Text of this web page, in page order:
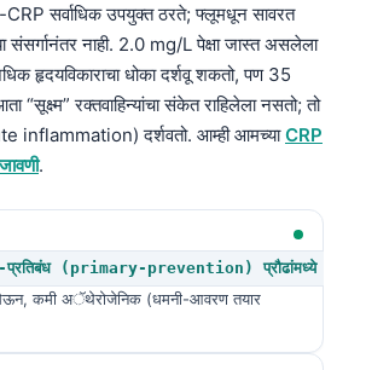
CRP सर्वाधिक उपयुक्त ठरते; फ्लूमधून सावरत
संसर्गानंतर नाही. 2.0 mg/L पेक्षा जास्त असलेला
हृदयविकाराचा धोका दर्शवू शकतो, पण 35
“सूक्ष्म” रक्तवाहिन्यांचा संकेत राहिलेला नसतो; तो
inflammation) दर्शवतो. आम्ही आमच्याCRP
.
प्रतिबंध (primary-prevention) प्रौढांमध्ये <90
कमी अॅथेरोजेनिक (धमनी-आवरण तयार